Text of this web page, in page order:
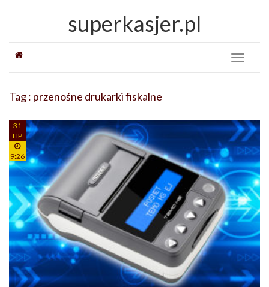
superkasjer.pl
Toggle
Tag : przenośne drukarki fiskalne
31
LIP
9:26